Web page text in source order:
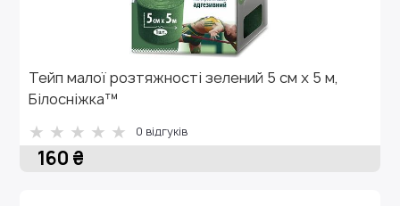
Тейп малої розтяжності зелений 5 см х 5 м,
Білосніжка™
0 відгуків
160 ₴